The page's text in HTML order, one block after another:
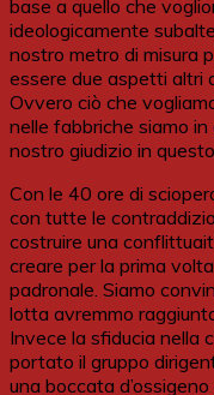
base a quello che
ideologicamente
nostro metro di misura
essere due aspetti altri
Ovvero ciò che
nelle fabbriche siamo
nostro giudizio in
Con le 40 ore di
con tutte le
costruire una
creare per la prima
padronale. Siamo
lotta avremmo
Invece la sfiducia nella
portato il gruppo
una boccata